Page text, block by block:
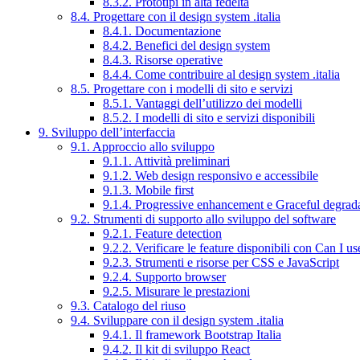
8.4. Progettare con il design system .italia
8.4.1. Documentazione
8.4.2. Benefici del design system
8.4.3. Risorse operative
8.4.4. Come contribuire al design system .italia
8.5. Progettare con i modelli di sito e servizi
8.5.1. Vantaggi dell’utilizzo dei modelli
8.5.2. I modelli di sito e servizi disponibili
9. Sviluppo dell’interfaccia
9.1. Approccio allo sviluppo
9.1.1. Attività preliminari
9.1.2. Web design responsivo e accessibile
9.1.3. Mobile first
9.1.4. Progressive enhancement e Graceful
9.2. Strumenti di supporto allo sviluppo del software
9.2.1. Feature detection
9.2.2. Verificare le feature disponibili con Can I
9.2.3. Strumenti e risorse per CSS e JavaScript
9.2.4. Supporto browser
9.2.5. Misurare le prestazioni
9.3. Catalogo del riuso
9.4. Sviluppare con il design system .italia
9.4.1. Il framework Bootstrap Italia
9.4.2. Il kit di sviluppo React